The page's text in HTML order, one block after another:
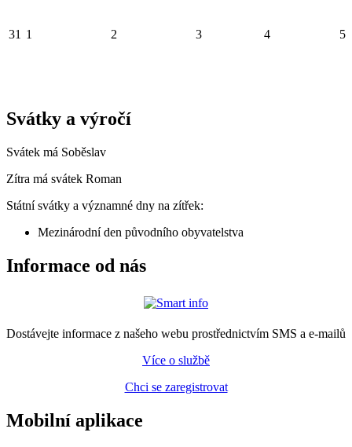
31 1 2 3 4 5
Svátky a výročí
Svátek má Soběslav
Zítra má svátek Roman
Státní svátky a významné dny na zítřek:
Mezinárodní den původního obyvatelstva
Informace od nás
Dostávejte informace z našeho webu prostřednictvím SMS a e-mailů
Více o službě
Chci se zaregistrovat
Mobilní aplikace